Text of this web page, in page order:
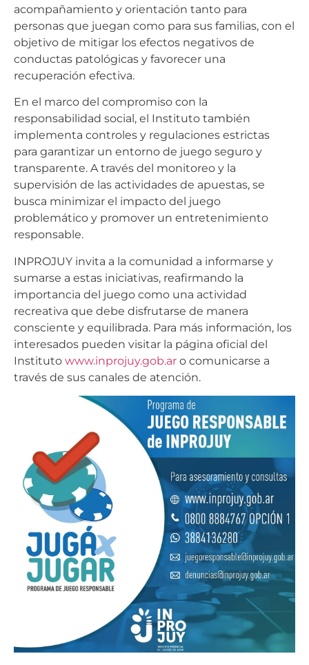
acompañamiento y orientación tanto para
personas que juegan como para sus familias, con el
objetivo de mitigar los efectos negativos de
conductas patológicas y favorecer una
recuperación efectiva.
En el marco del compromiso con la
responsabilidad social, el Instituto también
implementa controles y regulaciones estrictas
para garantizar un entorno de juego seguro y
transparente. A través del monitoreo y la
supervisión de las actividades de apuestas, se
busca minimizar el impacto del juego
problemático y promover un entretenimiento
responsable.
INPROJUY invita a la comunidad a informarse y
sumarse a estas iniciativas, reafirmando la
importancia del juego como una actividad
recreativa que debe disfrutarse de manera
consciente y equilibrada. Para más información, los
interesados pueden visitar la página oficial del
Instituto www.inprojuy.gob.ar o comunicarse a
través de sus canales de atención.